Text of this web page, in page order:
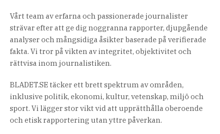
Vårt team av erfarna och passionerade journalister
strävar efter att ge dig noggranna rapporter, djupgående
analyser och mångsidiga åsikter baserade på verifierade
fakta. Vi tror på vikten av integritet, objektivitet och
rättvisa inom journalistiken.
BLADET.SE täcker ett brett spektrum av områden,
inklusive politik, ekonomi, kultur, vetenskap, miljö och
sport. Vi lägger stor vikt vid att upprätthålla oberoende
och etisk rapportering utan yttre påverkan.